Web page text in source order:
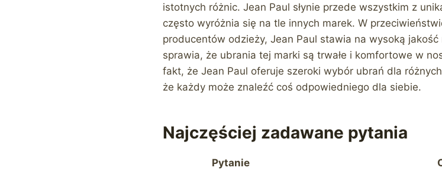
istotnych różnic. Jean Paul słynie przede wszystkim z
często wyróżnia się na tle innych marek. W
producentów odzieży, Jean Paul stawia na wysoką
sprawia, że ubrania tej marki są trwałe i komfortowe w
fakt, że Jean Paul oferuje szeroki wybór ubrań dla
że każdy może znaleźć coś odpowiedniego dla siebie.
Najczęściej zadawane pytania
Pytanie